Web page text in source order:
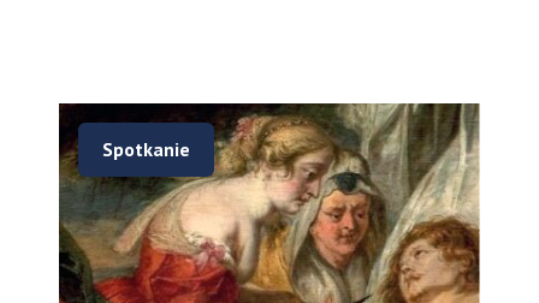
Spotkanie